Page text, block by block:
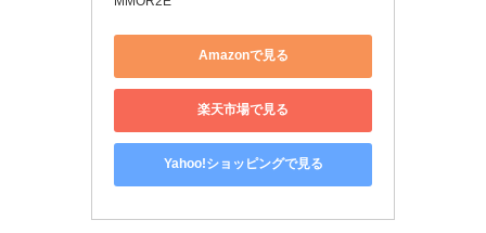
Amazonで見る
楽天市場で見る
Yahoo!ショッピングで見る